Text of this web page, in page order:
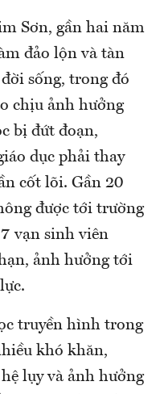
Sơn, gần hai năm
đảo lộn và tàn
sống, trong đó
chịu ảnh hưởng
bị đứt đoạn,
dục phải thay
cốt lõi. Gần 20
được tới trường
vạn sinh viên
ảnh hưởng tới
truyền hình trong
khó khăn,
lụy và ảnh hưởng